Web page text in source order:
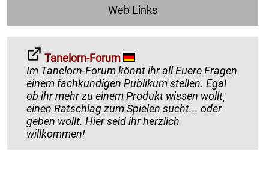
Web Links
Tanelorn-Forum
Im Tanelorn-Forum könnt ihr all Euere Fragen
einem fachkundigen Publikum stellen. Egal
ob ihr mehr zu einem Produkt wissen wollt¸
einen Ratschlag zum Spielen sucht... oder
geben wollt. Hier seid ihr herzlich
willkommen!